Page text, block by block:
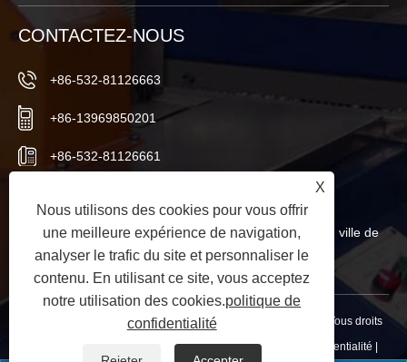
CONTACTEZ-NOUS
+86-532-81126663
+86-13969850201
+86-532-81126661
Nuozhuang, bureau de Sanlihe, ville de Jiaozhou, ville de
Qingdao, province du Shandong, Chine
Copyright © 2024 Qingdao Longchangjie Machinery Co., Ltd. Tous droits
|RSS|XML|politique de confidentialité |
X
Nous utilisons des cookies pour vous offrir
une meilleure expérience de navigation,
analyser le trafic du site et personnaliser le
contenu. En utilisant ce site, vous acceptez
notre utilisation des cookies.politique de
confidentialité